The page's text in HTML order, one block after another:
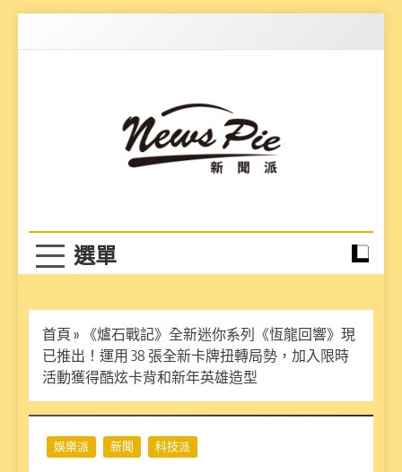
首頁 » 《爐石戰記》全新迷你系列《恆龍回響》現
已推出！運用 38 張全新卡牌扭轉局勢，加入限時
活動獲得酷炫卡背和新年英雄造型
娛樂派 新聞 科技派